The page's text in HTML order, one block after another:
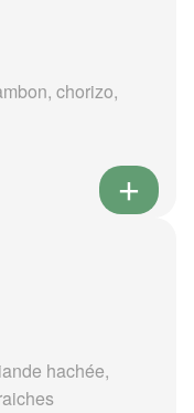
chorizo,
hachée,